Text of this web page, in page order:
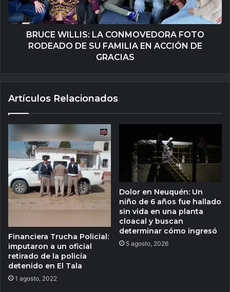
BRUCE WILLIS: LA CONMOVEDORA FOTO
RODEADO DE SU FAMILIA EN ACCIÓN DE
GRACIAS
Artículos Relacionados
Financiera Trucha Policial:
imputaron a un oficial
retirado de la policía
detenido en El Tala
1 agosto, 2022
Dolor en Neuquén: Un
niño de 6 años fue hallado
sin vida en una planta
cloacal y buscan
determinar cómo ingresó
5 agosto, 2026